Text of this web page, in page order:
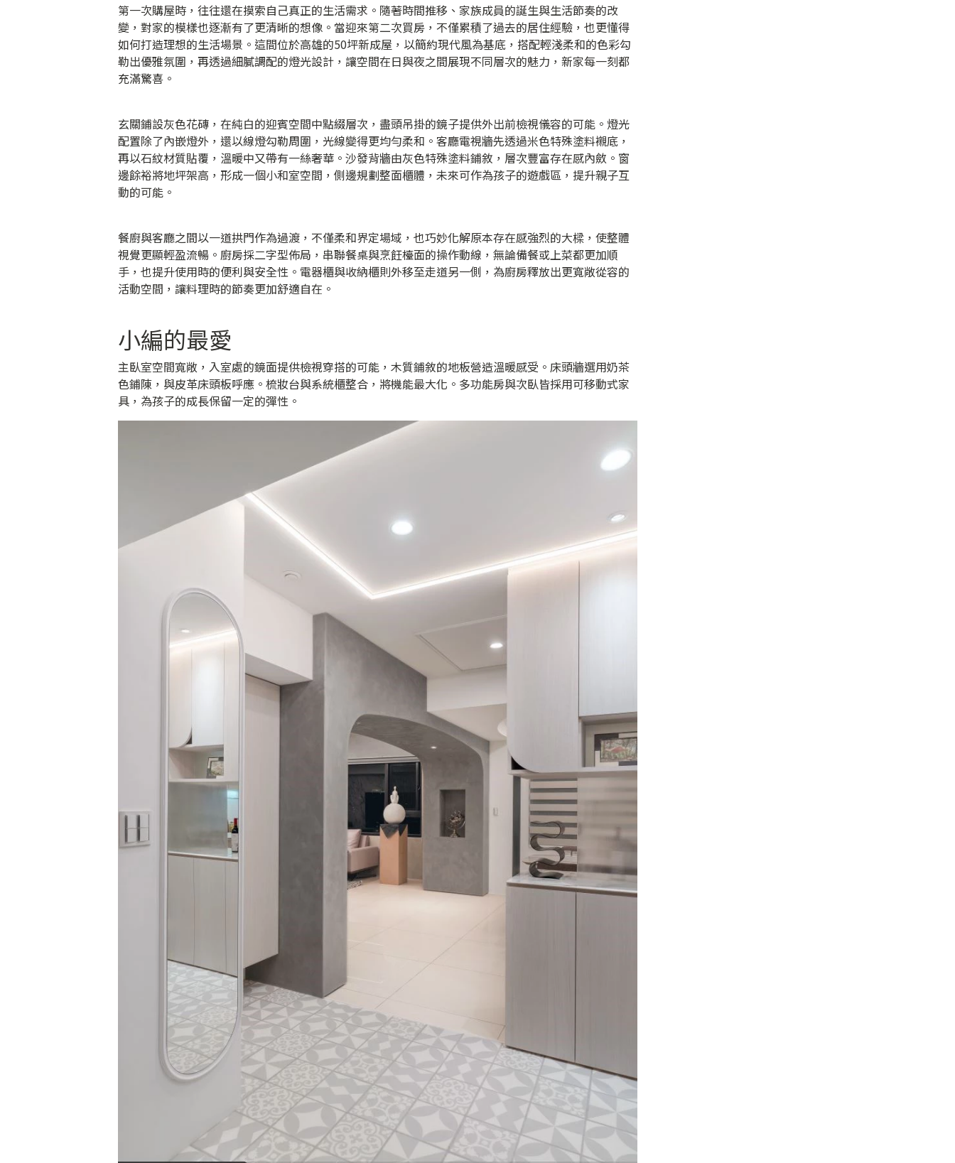
第一次購屋時，往往還在摸索自己真正的生活需求。隨著時間推移、家族成員的誕生與生活節奏的改
變，對家的模樣也逐漸有了更清晰的想像。當迎來第二次買房，不僅累積了過去的居住經驗，也更懂得
如何打造理想的生活場景。這間位於高雄的50坪新成屋，以簡約現代風為基底，搭配輕淺柔和的色彩勾
勒出優雅氛圍，再透過細膩調配的燈光設計，讓空間在日與夜之間展現不同層次的魅力，新家每一刻都
充滿驚喜。
玄關鋪設灰色花磚，在純白的迎賓空間中點綴層次，盡頭吊掛的鏡子提供外出前檢視儀容的可能。燈光
配置除了內嵌燈外，還以線燈勾勒周圍，光線變得更均勻柔和。客廳電視牆先透過米色特殊塗料襯底，
再以石紋材質貼覆，溫暖中又帶有一絲奢華。沙發背牆由灰色特殊塗料鋪敘，層次豐富存在感內斂。窗
邊餘裕將地坪架高，形成一個小和室空間，側邊規劃整面櫃體，未來可作為孩子的遊戲區，提升親子互
動的可能。
餐廚與客廳之間以一道拱門作為過渡，不僅柔和界定場域，也巧妙化解原本存在感強烈的大樑，使整體
視覺更顯輕盈流暢。廚房採二字型佈局，串聯餐桌與烹飪檯面的操作動線，無論備餐或上菜都更加順
手，也提升使用時的便利與安全性。電器櫃與收納櫃則外移至走道另一側，為廚房釋放出更寬敞從容的
活動空間，讓料理時的節奏更加舒適自在。
小編的最愛
主臥室空間寬敞，入室處的鏡面提供檢視穿搭的可能，木質鋪敘的地板營造溫暖感受。床頭牆選用奶茶
色鋪陳，與皮革床頭板呼應。梳妝台與系統櫃整合，將機能最大化。多功能房與次臥皆採用可移動式家
具，為孩子的成長保留一定的彈性。